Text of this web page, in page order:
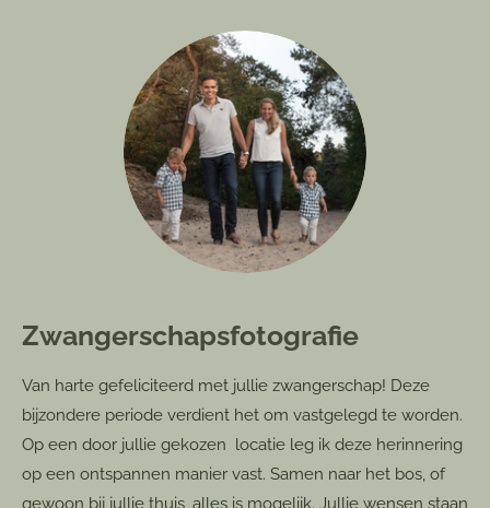
Zwangerschapsfotografie
Van harte gefeliciteerd met jullie zwangerschap! Deze
bijzondere periode verdient het om vastgelegd te worden.
Op een door jullie gekozen locatie leg ik deze herinnering
op een ontspannen manier vast. Samen naar het bos, of
gewoon bij jullie thuis, alles is mogelijk. Jullie wensen staan